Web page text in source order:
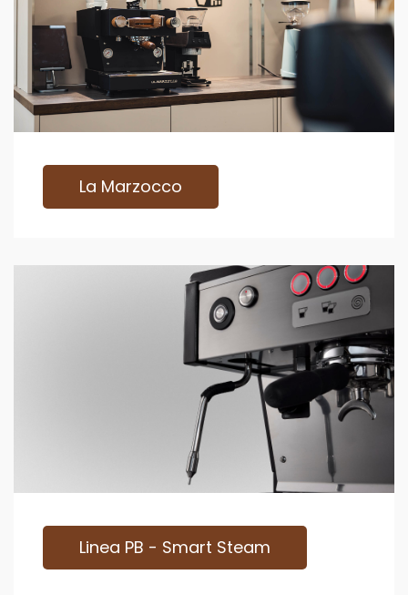
La Marzocco
Linea PB - Smart Steam